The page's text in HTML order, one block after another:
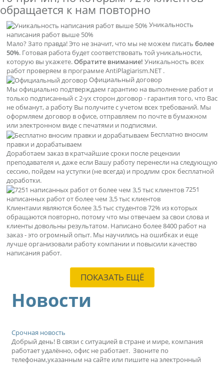
обращается к нам повторно
Уникальность
написания работ выше 50%
Мало? Зато правда! Это не значит, что мы не можем писать более
50%. Готовая работа будет соответствовать той уникальности,
которую вы укажете.Обратите внимание! Уникальность всех
работ проверяем в программе AntiPlagiarism.NET .
Официальный договор
Мы официально подтверждаем гарантию на выполнение работ и
только подписанный с 2-ух сторон договор - гарантия того, что Вас
не обманут, а работу Вы получите с учетом всех требований. Мы
оформляем договор в офисе, отправляем по почте в бумажном
или электронном виде с печатями и подписями.
Бесплатно вносим
правки и дорабатываем
Доработаем заказ в кратчайшие сроки после рецензии
преподавателя и, даже если Вашу работу перенесли на следующую
сессию, пойдем на уступки (не всегда) и продлим срок бесплатной
доработки.
7251
написанных работ от более чем 3,5 тыс клиентов
Клиентами являются более 3,5 тыс студентов 72% из которых
обращаются повторно, потому что мы отвечаем за свои слова и
клиенты довольны результатом. Написано более 8400 работ на
заказ - это огромный опыт. Мы научились на ошибках и еще
лучше организовали работу компании и повысили качество
написания работ.
ПОКАЗАТЬ ЕЩЁ
Новости
Срочная новость
Добрый день! В связи с ситуацией в стране и мире, компания
работает удалённо, офис не работает. Звоните по
телефонам,указанным на сайте или пишите на электронный